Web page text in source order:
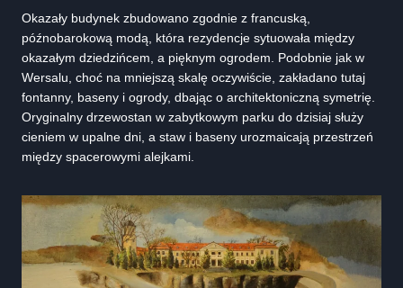
Okazały budynek zbudowano zgodnie z francuską,
późnobarokową modą, która rezydencje sytuowała między
okazałym dziedzińcem, a pięknym ogrodem. Podobnie jak w
Wersalu, choć na mniejszą skalę oczywiście, zakładano tutaj
fontanny, baseny i ogrody, dbając o architektoniczną symetrię.
Oryginalny drzewostan w zabytkowym parku do dzisiaj służy
cieniem w upalne dni, a staw i baseny urozmaicają przestrzeń
między spacerowymi alejkami.